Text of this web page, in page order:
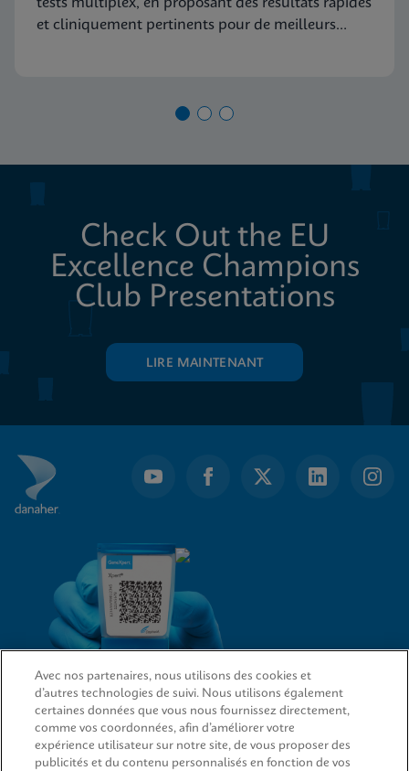
tests multiplex, en proposant des résultats rapides
et cliniquement pertinents pour de meilleurs
Check Out the EU
Excellence Champions
Club Presentations
LIRE MAINTENANT
LIENS D’ACCÈS RAPIDE
Avec nos partenaires, nous utilisons des cookies et
d’autres technologies de suivi. Nous utilisons également
certaines données que vous nous fournissez directement,
comme vos coordonnées, afin d’améliorer votre
expérience utilisateur sur notre site, de vous proposer des
publicités et du contenu personnalisés en fonction de vos